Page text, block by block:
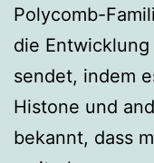
Polycomb-
die
sendet, indem
Histone und
bekannt, dass